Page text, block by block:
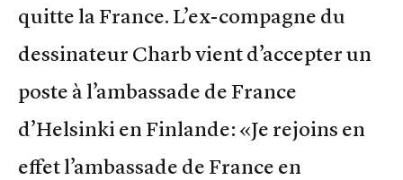
quitte la France. L’ex-compagne du
dessinateur Charb vient d’accepter un
poste à l’ambassade de France
d’Helsinki en Finlande: «Je rejoins en
effet l’ambassade de France en